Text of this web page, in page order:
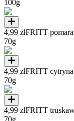
100g
4,99 złFRITT
70g
4,99 złFRITT cytryna
70g
4,99 złFRITT
70g